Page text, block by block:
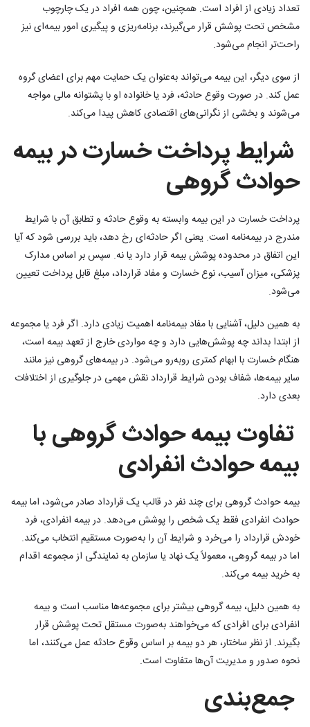
تعداد زیادی از افراد است. همچنین، چون همه افراد در یک چارچوب
مشخص تحت پوشش قرار می‌گیرند، برنامه‌ریزی و پیگیری امور بیمه‌ای نیز
راحت‌تر انجام می‌شود.
از سوی دیگر، این بیمه می‌تواند به‌عنوان یک حمایت مهم برای اعضای گروه
عمل کند. در صورت وقوع حادثه، فرد یا خانواده او با پشتوانه مالی مواجه
می‌شوند و بخشی از نگرانی‌های اقتصادی کاهش پیدا می‌کند.
شرایط پرداخت خسارت در بیمه
حوادث گروهی
پرداخت خسارت در این بیمه وابسته به وقوع حادثه و تطابق آن با شرایط
مندرج در بیمه‌نامه است. یعنی اگر حادثه‌ای رخ دهد، باید بررسی شود که آیا
این اتفاق در محدوده پوشش بیمه قرار دارد یا نه. سپس بر اساس مدارک
پزشکی، میزان آسیب، نوع خسارت و مفاد قرارداد، مبلغ قابل پرداخت تعیین
می‌شود.
به همین دلیل، آشنایی با مفاد بیمه‌نامه اهمیت زیادی دارد. اگر فرد یا مجموعه
از ابتدا بداند چه پوشش‌هایی دارد و چه مواردی خارج از تعهد بیمه است،
هنگام خسارت با ابهام کمتری روبه‌رو می‌شود. در بیمه‌های گروهی نیز مانند
سایر بیمه‌ها، شفاف بودن شرایط قرارداد نقش مهمی در جلوگیری از اختلافات
بعدی دارد.
تفاوت بیمه حوادث گروهی با
بیمه حوادث انفرادی
بیمه حوادث گروهی برای چند نفر در قالب یک قرارداد صادر می‌شود، اما بیمه
حوادث انفرادی فقط یک شخص را پوشش می‌دهد. در بیمه انفرادی، فرد
خودش قرارداد را می‌خرد و شرایط آن را به‌صورت مستقیم انتخاب می‌کند.
اما در بیمه گروهی، معمولاً یک نهاد یا سازمان به نمایندگی از مجموعه اقدام
به خرید بیمه می‌کند.
به همین دلیل، بیمه گروهی بیشتر برای مجموعه‌ها مناسب است و بیمه
انفرادی برای افرادی که می‌خواهند به‌صورت مستقل تحت پوشش قرار
بگیرند. از نظر ساختار، هر دو بیمه بر اساس وقوع حادثه عمل می‌کنند، اما
نحوه صدور و مدیریت آن‌ها متفاوت است.
جمع‌بندی